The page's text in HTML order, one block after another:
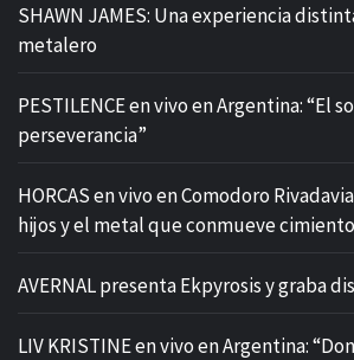
SHAWN JAMES: Una experiencia
metalero
PESTILENCE en vivo en Argentina: “El
perseverancia”
HORCAS en vivo en Comodoro
hijos y el metal que conmueve
AVERNAL presenta Ekpyrosis y graba
LIV KRISTINE en vivo en Argentina: